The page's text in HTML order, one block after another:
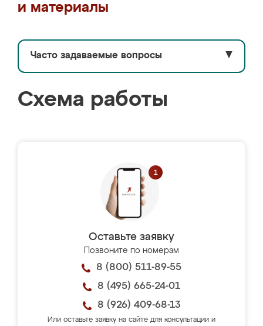
и материалы
Часто задаваемые вопросы ▼
Схема работы
Оставьте заявку
Позвоните по номерам
8 (800) 511-89-55
8 (495) 665-24-01
8 (926) 409-68-13
Или оставьте заявку на сайте для консультации и